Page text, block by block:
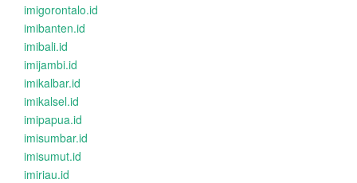
imigorontalo.id
imibanten.id
imibali.id
imijambi.id
imikalbar.id
imikalsel.id
imipapua.id
imisumbar.id
imisumut.id
imiriau.id